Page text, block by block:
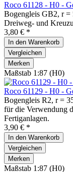
Roco 61128 - H0 -
Bogengleis GB2, r =
Dreiweg- und
3,80 € *
In den Warenkorb
Vergleichen
Merken
Maßstab 1:87 (H0)
Roco 61129 - H0 -
Bogengleis R2, r =
für die Verwendung
Fertiganlagen.
3,90 € *
In den Warenkorb
Vergleichen
Merken
Maßstab 1:87 (H0)